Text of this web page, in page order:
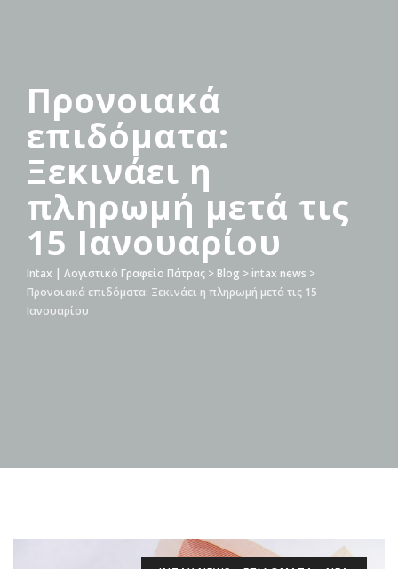
Προνοιακά
επιδόματα:
Ξεκινάει η
πληρωμή μετά τις
15 Ιανουαρίου
Intax | Λογιστικό Γραφείο Πάτρας > Blog > intax news >
Προνοιακά επιδόματα: Ξεκινάει η πληρωμή μετά τις 15
Ιανουαρίου